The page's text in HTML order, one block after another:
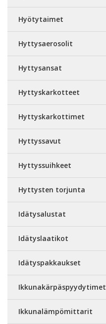
Hyötytaimet
Hyttysaerosolit
Hyttysansat
Hyttyskarkotteet
Hyttyskarkottimet
Hyttyssavut
Hyttyssuihkeet
Hyttysten torjunta
Idätysalustat
Idätyslaatikot
Idätyspakkaukset
Ikkunakärpäspyydytimet
Ikkunalämpömittarit